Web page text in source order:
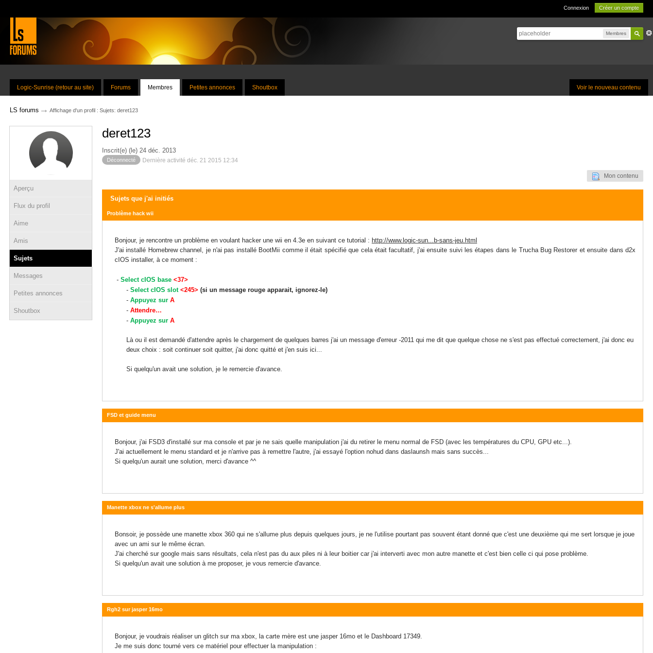
Connexion Créer un compte
Membres
Voir le nouveau contenu
Logic-Sunrise (retour au site) Forums Membres Petites annonces Shoutbox
LS forums → Affichage d'un profil : Sujets: deret123
Aperçu
Flux du profil
Aime
Amis
Sujets
Messages
Petites annonces
Shoutbox
deret123
Inscrit(e) (le) 24 déc. 2013
Déconnecté Dernière activité déc. 21 2015 12:34
Mon contenu
Sujets que j'ai initiés
Problème hack wii
Bonjour, je rencontre un problème en voulant hacker une wii en 4.3e en suivant ce tutorial : http://www.logic-sun...b-sans-jeu.html
J'ai installé Homebrew channel, je n'ai pas installé BootMii comme il était spécifié que cela était facultatif, j'ai ensuite suivi les étapes dans le Trucha Bug Restorer et ensuite dans d2x
cIOS installer, à ce moment :
- Select cIOS base <37>
- Select cIOS slot <245> (si un message rouge apparait, ignorez-le)
- Appuyez sur A
- Attendre…
- Appuyez sur A
Là ou il est demandé d'attendre après le chargement de quelques barres j'ai un message d'erreur -2011 qui me dit que quelque chose ne s'est pas effectué correctement, j'ai donc eu
deux choix : soit continuer soit quitter, j'ai donc quitté et j'en suis ici...
Si quelqu'un avait une solution, je le remercie d'avance.
FSD et guide menu
Bonjour, j'ai FSD3 d'installé sur ma console et par je ne sais quelle manipulation j'ai du retirer le menu normal de FSD (avec les températures du CPU, GPU etc...).
J'ai actuellement le menu standard et je n'arrive pas à remettre l'autre, j'ai essayé l'option nohud dans daslaunsh mais sans succès...
Si quelqu'un aurait une solution, merci d'avance ^^
Manette xbox ne s'allume plus
Bonsoir, je possède une manette xbox 360 qui ne s'allume plus depuis quelques jours, je ne l'utilise pourtant pas souvent étant donné que c'est une deuxième qui me sert lorsque je joue
avec un ami sur le même écran.
J'ai cherché sur google mais sans résultats, cela n'est pas du aux piles ni à leur boitier car j'ai interverti avec mon autre manette et c'est bien celle ci qui pose problème.
Si quelqu'un avait une solution à me proposer, je vous remercie d'avance.
Rgh2 sur jasper 16mo
Bonjour, je voudrais réaliser un glitch sur ma xbox, la carte mère est une jasper 16mo et le Dashboard 17349.
Je me suis donc tourné vers ce matériel pour effectuer la manipulation :